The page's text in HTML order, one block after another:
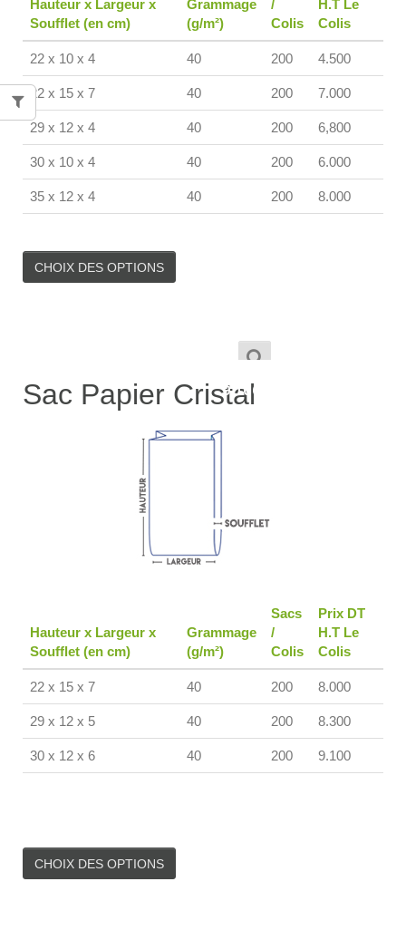
Hauteur x Largeur x
Soufflet (en cm)
Grammage
(g/m²)
/
Colis
H.T Le
Colis
22 x 10 x 4 40 200 4.500
22 x 15 x 7 40 200 7.000
29 x 12 x 4 40 200 6,800
30 x 10 x 4 40 200 6.000
35 x 12 x 4 40 200 8.000
CHOIX DES OPTIONS
–
9,100
Sac Papier Cristal
Hauteur x Largeur x
Soufflet (en cm)
Grammage
(g/m²)
Sacs
/
Colis
Prix DT
H.T Le
Colis
22 x 15 x 7 40 200 8.000
29 x 12 x 5 40 200 8.300
30 x 12 x 6 40 200 9.100
CHOIX DES OPTIONS